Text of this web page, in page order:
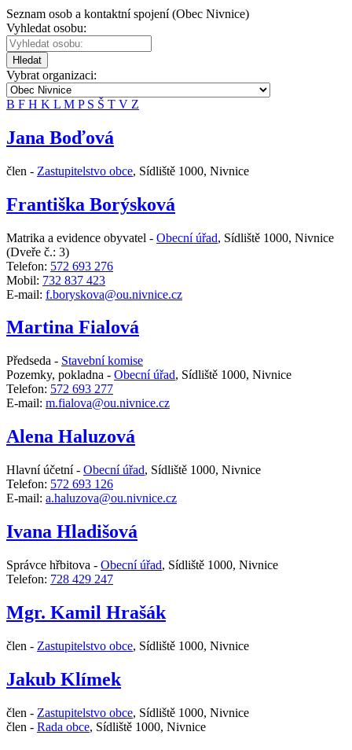
Seznam osob a kontaktní spojení (Obec Nivnice)
Vyhledat osobu:
Hledat
Vybrat organizaci:
B F H K L M P S Š T V Z
Jana Boďová
člen - Zastupitelstvo obce, Sídliště 1000, Nivnice
Františka Borýsková
Matrika a evidence obyvatel - Obecní úřad, Sídliště 1000, Nivnice
(Dveře č.: 3)
Telefon: 572 693 276
Mobil: 732 837 423
E-mail: f.boryskova@ou.nivnice.cz
Martina Fialová
Předseda - Stavební komise
Pozemky, pokladna - Obecní úřad, Sídliště 1000, Nivnice
Telefon: 572 693 277
E-mail: m.fialova@ou.nivnice.cz
Alena Haluzová
Hlavní účetní - Obecní úřad, Sídliště 1000, Nivnice
Telefon: 572 693 126
E-mail: a.haluzova@ou.nivnice.cz
Ivana Hladišová
Správce hřbitova - Obecní úřad, Sídliště 1000, Nivnice
Telefon: 728 429 247
Mgr. Kamil Hrašák
člen - Zastupitelstvo obce, Sídliště 1000, Nivnice
Jakub Klímek
člen - Zastupitelstvo obce, Sídliště 1000, Nivnice
člen - Rada obce, Sídliště 1000, Nivnice